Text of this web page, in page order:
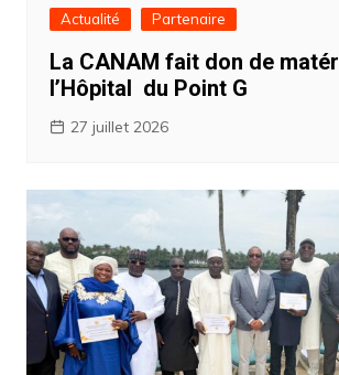
Actualité Partenaire
La CANAM fait don de
l’Hôpital du Point G
27 juillet 2026